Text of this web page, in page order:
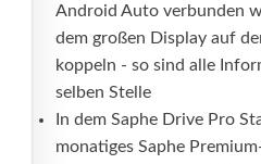
Android Auto verbunden
dem großen Display auf
koppeln - so sind alle
selben Stelle
In dem Saphe Drive Pro
monatiges Saphe